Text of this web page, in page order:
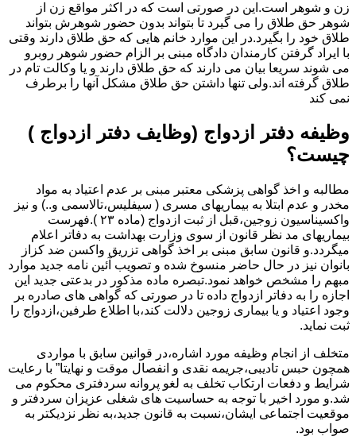
زن و شوهر است.این در صورتی است که در اکثر مواقع زن از
شوهر حق طلاق را می گیرد تا بتواند بدون حضور شوهرش بتواند
طلاق خود را بگیرد.در این موارد خانم هایی که حق طلاق دارند وقتی
با ایراد گرفتن کارمندان دادگاه مبنی بر الزام حضور شوهر روبرو
می شوند سریعا بیان می دارند که حق طلاق دارند و یا وکالت تام در
طلاق گرفته اند.ولی تنها داشتن حق طلاق مشکل آنها را برطرف
نمی کند
وظیفه دفتر ازدواج (وظایف دفتر ازدواج )
چیست؟
مطالبه و اخذ گواهی پزشکی معتبر مبنی بر عدم اعتیاد به مواد
مخدر و عدم ابتلا به بیماریهای مسری ( سیفلیس،تالاسمی و..) و نیز
واکسیناسیون زوجین،قبل از ثبت ازدواج (ماده ۲۳ ).فهرست
بیماریهای مد نظر قانون از سوی وزارت بهداشت به دفاتر اعلام
میگردد.و قانون سابق مبنی بر اخذ گواهی تزریق واکسن ضد کزاز
بانوان نیز در حال حاضر منسوخ شده و تصویب آئین نامه جدید موارد
مبهم را مشخص خواهد نمود.تبصره ماده مذکور در بدعتی جدید این
اجازه را به دفاتر ازدواج داده تا در صورتی که گواهی های صادره بر
وجود اعتیاد و یا بیماری زوجین دلالت کند،با اطلاع طرفین،ازدواج را
ثبت نماید.
متخلف از انجام وظیفه مورد اشاره،در قوانین سابق با مواردی
همچون حبس تادیبی،جریمه نقدی و انفصال موقت و نهایتا” با رعایت
شرایط و دفعات ارتکاب تخلف به لغو پروانه سردفتری محکوم می
شد.و مورد اخیر با توجه به حساسیت های شغلی عزیزان سردفتر و
موقعیت اجتماعی ایشان،نسبت به قانون جدید،به نظر نزدیکتر به
صواب بود.